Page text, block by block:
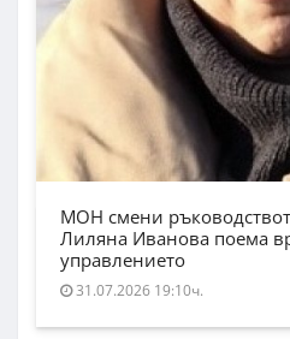
МОН смени
Лиляна Иванова поема
управлението
31.07.2026 19:10ч.